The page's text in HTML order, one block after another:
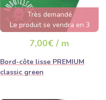
Très demandé
Le produit se vendra en 3
jours
7,00€ / m
Bord-côte lisse PREMIUM
classic green